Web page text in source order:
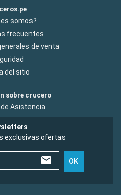
somos?
frecuentes
de venta
del sitio
sobre crucero
Asistencia
exclusivas ofertas
OK